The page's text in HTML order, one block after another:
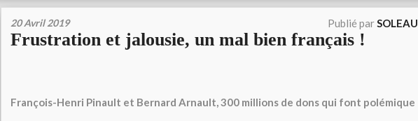
20 Avril 2019 Publié parSOLEAU
Frustration et jalousie, un mal bien français !
François-Henri Pinault et Bernard Arnault, 300 millions de dons qui font polémique